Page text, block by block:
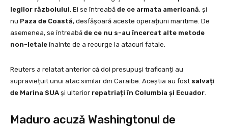
legilor războiului . Ei se întreabă de ce armata americană, și
nu Paza de Coastă, desfășoară aceste operațiuni maritime. De
asemenea, se întreabă de ce nu s-au încercat alte metode
non-letaleînainte de a recurge la atacuri fatale.
Reuters a relatat anterior că doi presupuși traficanți au
supraviețuit unui atac similar din Caraibe. Aceștia au fost salvați
de Marina SUA și ulterior repatriați în Columbia și Ecuador
Maduro acuză Washingtonul de